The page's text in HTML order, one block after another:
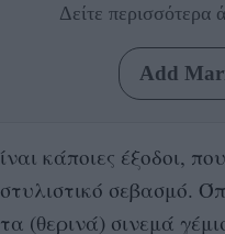
Δείτε περισσότερα
Add
ίναι κάποιες έξοδοι,
στυλιστικό σεβασμό.
τα (θερινά) σινεμά